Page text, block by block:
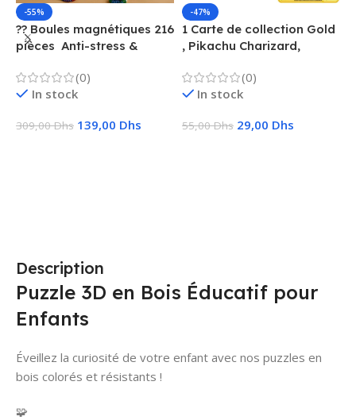
-55%
?? Boules magnétiques 216
pièces  Anti-stress &
(0)
In stock
309,00Dhs 139,00 Dhs
-47%
1 Carte de collection Gold
, Pikachu Charizard,
(0)
In stock
55,00Dhs 29,00 Dhs
Description
Puzzle 3D en Bois Éducatif pour
Enfants
Éveillez la curiosité de votre enfant avec nos puzzles en
bois colorés et résistants !
🧩